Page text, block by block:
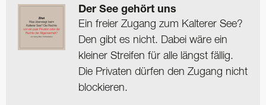
Der See gehört uns
Ein freier Zugang zum Kalterer See?
Den gibt es nicht. Dabei wäre ein
kleiner Streifen für alle längst fällig.
Die Privaten dürfen den Zugang nicht
blockieren.